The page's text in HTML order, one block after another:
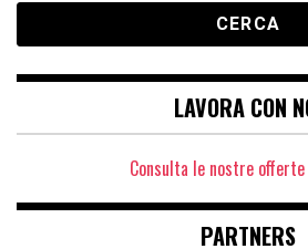
LAVORA CON
Consulta le nostre
PARTNERS